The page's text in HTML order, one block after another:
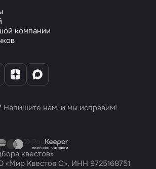
компании
Напишите нам, и мы исправим!
квестов»
«Мир Квестов С», ИНН 9725168751